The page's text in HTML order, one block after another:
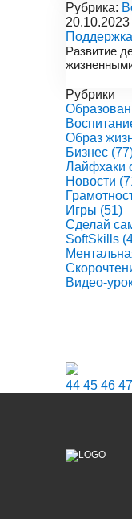
Рубрика:
20.10.2023
Развитие
Рубрики
Образ
Бизнес
Лайфхаки
Новости
Игры (51)
Сделай
SoftSkills
Видео-
44 45 46 47